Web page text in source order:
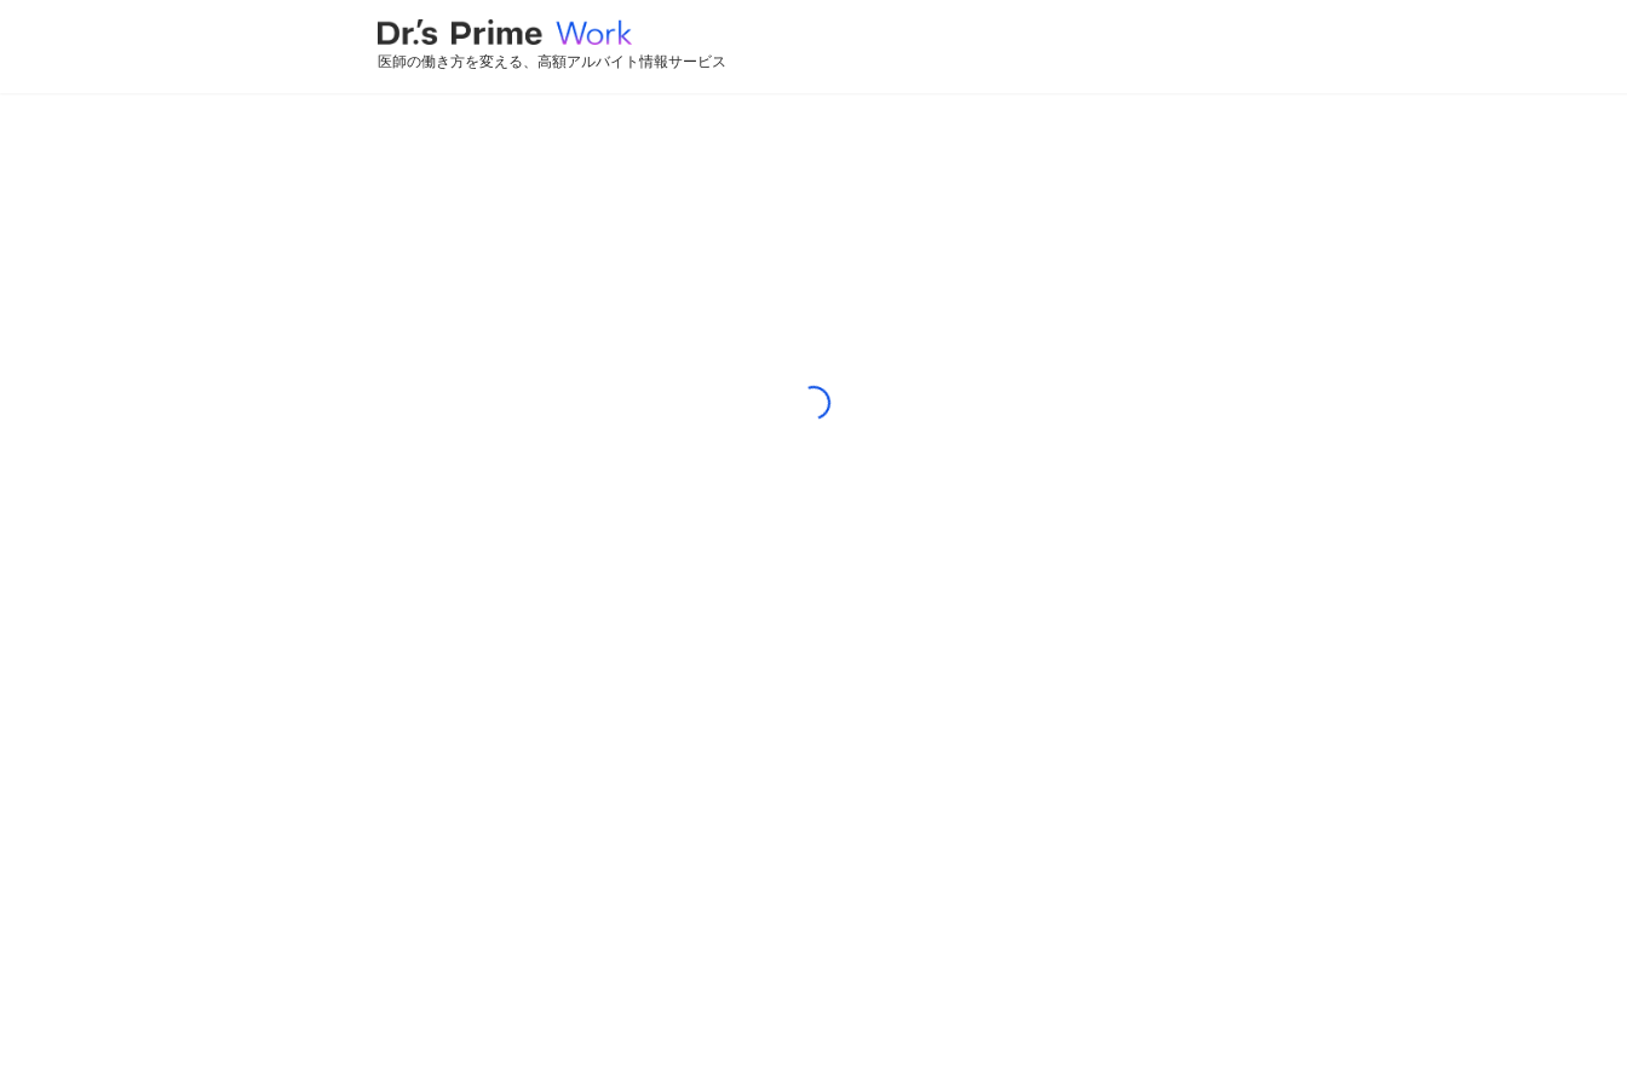
医師の働き方を変える、高額アルバイト情報サービス
Loading...